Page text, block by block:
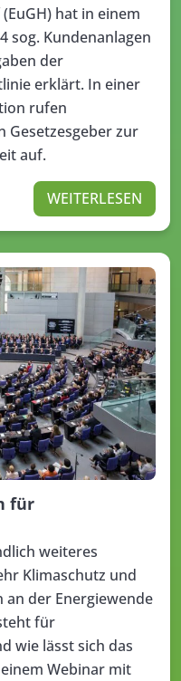
hat in einem
sog. Kundenanlagen
der
erklärt. In einer
rufen
zur
auf.
WEITERLESEN
für
weiteres
Klimaschutz und
an der Energiewende
für
wie lässt sich das
Webinar mit